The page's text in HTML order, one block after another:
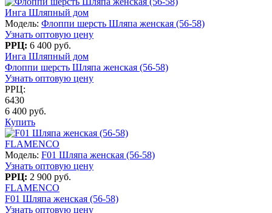
Инга Шляпный дом
Модель: Флоппи шерсть Шляпа женская (56-58)
Узнать оптовую цену
РРЦ: 6 400 руб.
Инга Шляпный дом
Флоппи шерсть Шляпа женская (56-58)
Узнать оптовую цену
РРЦ:
6430
6 400 руб.
Купить
FLAMENCO
Модель: F01 Шляпа женская (56-58)
Узнать оптовую цену
РРЦ: 2 900 руб.
FLAMENCO
F01 Шляпа женская (56-58)
Узнать оптовую цену